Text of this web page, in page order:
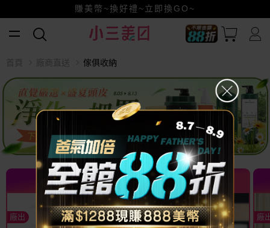
賺美幣~換好禮~立即換GO~
小三美日x全支付~美幣+全點折上折超划算
全館88折爸氣加倍！
熱門推薦 TOP
廠出
熱門推薦 TOP
廠
首頁 廠商直送 傢俱收納